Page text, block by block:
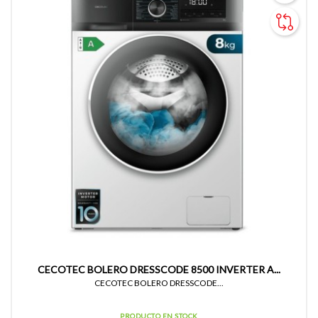
CECOTEC BOLERO DRESSCODE 8500 INVERTER A...
CECOTEC BOLERO DRESSCODE...
PRODUCTO EN STOCK